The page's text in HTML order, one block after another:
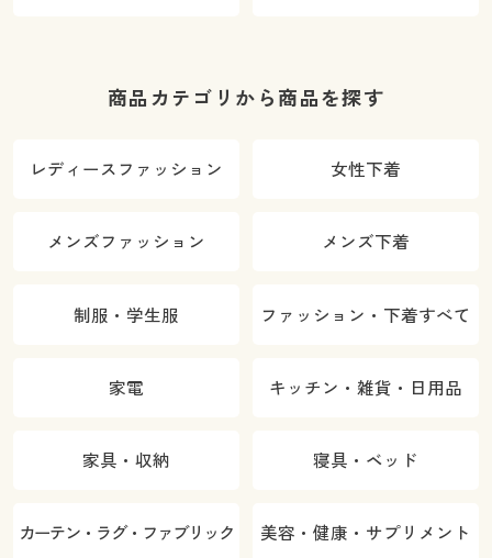
商品カテゴリから商品を探す
レディースファッション 女性下着
メンズファッション メンズ下着
制服・学生服 ファッション・下着すべて
家電 キッチン・雑貨・日用品
家具・収納 寝具・ベッド
カーテン・ラグ・ファブリック 美容・健康・サプリメント